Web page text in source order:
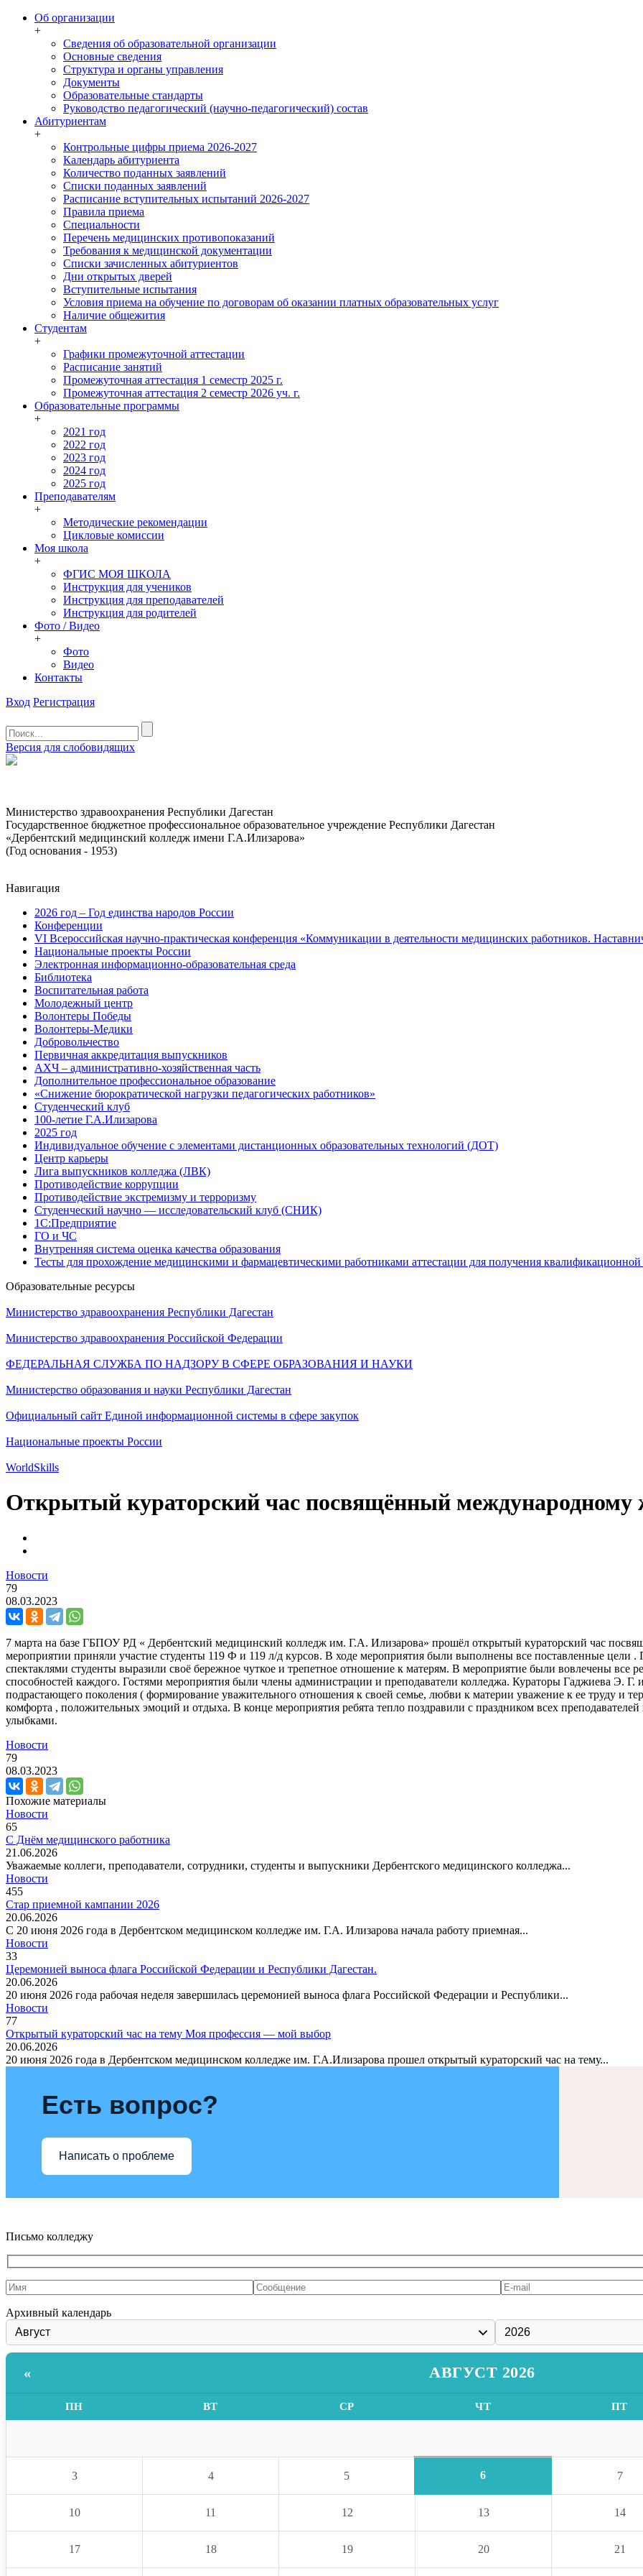
Об организации
+
Сведения об образовательной организации
Основные сведения
Структура и органы управления
Документы
Образовательные стандарты
Руководство педагогический (научно-педагогический) состав
Абитуриентам
+
Контрольные цифры приема 2026-2027
Календарь абитуриента
Количество поданных заявлений
Списки поданных заявлений
Расписание вступительных испытаний 2026-2027
Правила приема
Специальности
Перечень медицинских противопоказаний
Требования к медицинской документации
Списки зачисленных абитуриентов
Дни открытых дверей
Вступительные испытания
Условия приема на обучение по договорам об оказании платных образовательных услуг
Наличие общежития
Студентам
+
Графики промежуточной аттестации
Расписание занятий
Промежуточная аттестация 1 семестр 2025 г.
Промежуточная аттестация 2 семестр 2026 уч. г.
Образовательные программы
+
2021 год
2022 год
2023 год
2024 год
2025 год
Преподавателям
+
Методические рекомендации
Цикловые комиссии
Моя школа
+
ФГИС МОЯ ШКОЛА
Инструкция для учеников
Инструкция для преподавателей
Инструкция для родителей
Фото / Видео
+
Фото
Видео
Контакты
Вход Регистрация
Версия для слобовидящих
Министерство здравоохранения Республики Дагестан
Государственное бюджетное профессиональное образовательное учреждение Республики Дагестан
«Дербентский медицинский колледж имени Г.А.Илизарова»
(Год основания - 1953)
Навигация
2026 год – Год единства народов России
Конференции
VI Всероссийская научно-практическая конференция «Коммуникации в деятельности медицинских работников.
Национальные проекты России
Электронная информационно-образовательная среда
Библиотека
Воспитательная работа
Молодежный центр
Волонтеры Победы
Волонтеры-Медики
Добровольчество
Первичная аккредитация выпускников
АХЧ – административно-хозяйственная часть
Дополнительное профессиональное образование
«Снижение бюрократической нагрузки педагогических работников»
Студенческий клуб
100-летие Г.А.Илизарова
2025 год
Индивидуальное обучение с элементами дистанционных образовательных технологий (ДОТ)
Центр карьеры
Лига выпускников колледжа (ЛВК)
Противодействие коррупции
Противодействие экстремизму и терроризму
Студенческий научно — исследовательский клуб (СНИК)
1С:Предприятие
ГО и ЧС
Внутренняя система оценка качества образования
Тесты для прохождение медицинскими и фармацевтическими работниками аттестации для получения квалификационной
Образовательные ресурсы
Министерство здравоохранения Республики Дагестан
Министерство здравоохранения Российской Федерации
ФЕДЕРАЛЬНАЯ СЛУЖБА ПО НАДЗОРУ В СФЕРЕ ОБРАЗОВАНИЯ И НАУКИ
Министерство образования и науки Республики Дагестан
Официальный сайт Единой информационной системы в сфере закупок
Национальные проекты России
WorldSkills
Открытый кураторский час посвящённый международному
Новости
79
08.03.2023
7 марта на базе ГБПОУ РД « Дербентский медицинский колледж им. Г.А. Илизарова» прошёл открытый кураторский час
мероприятии приняли участие студенты 119 Ф и 119 л/д курсов. В ходе мероприятия были выполнены все поставленные
спектаклями студенты выразили своё бережное чуткое и трепетное отношение к матерям. В мероприятие были вовлечены все
способностей каждого. Гостями мероприятия были члены администрации и преподаватели колледжа. Кураторы Гаджиева Э.
подрастающего поколения ( формирование уважительного отношения к своей семье, любви к материи уважение к ее труду и
комфорта , положительных эмоций и отдыха. В конце мероприятия ребята тепло поздравили с праздником всех
улыбками.
Новости
79
08.03.2023
Похожие материалы
Новости
65
С Днём медицинского работника
21.06.2026
Уважаемые коллеги, преподаватели, сотрудники, студенты и выпускники Дербентского медицинского колледжа...
Новости
455
Стар приемной кампании 2026
20.06.2026
С 20 июня 2026 года в Дербентском медицинском колледже им. Г.А. Илизарова начала работу приемная...
Новости
33
Церемонией выноса флага Российской Федерации и Республики Дагестан.
20.06.2026
20 июня 2026 года рабочая неделя завершилась церемонией выноса флага Российской Федерации и Республики...
Новости
77
Открытый кураторский час на тему Моя профессия — мой выбор
20.06.2026
20 июня 2026 года в Дербентском медицинском колледже им. Г.А.Илизарова прошел открытый кураторский час на тему...
Есть вопрос?
Написать о проблеме
Письмо колледжу
Архивный календарь
« АВГУСТ 2026
ПН ВТ СР ЧТ ПТ
3 4 5 6 7
10 11 12 13 14
17 18 19 20 21